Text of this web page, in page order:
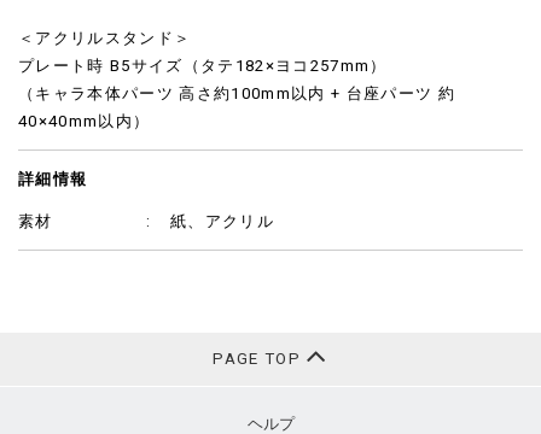
＜アクリルスタンド＞
プレート時 B5サイズ（タテ182×ヨコ257mm）
（キャラ本体パーツ 高さ約100mm以内 + 台座パーツ 約
40×40mm以内）
詳細情報
素材 紙、アクリル
PAGE TOP
ヘルプ